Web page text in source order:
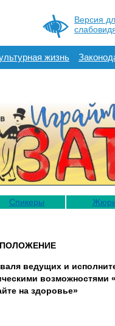
Версия
жизнь
Спикеры
ПОЛОЖЕНИЕ
ведущих и
возможностями
на здоровье»